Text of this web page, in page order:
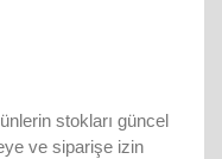
stokları güncel
ve siparişe izin